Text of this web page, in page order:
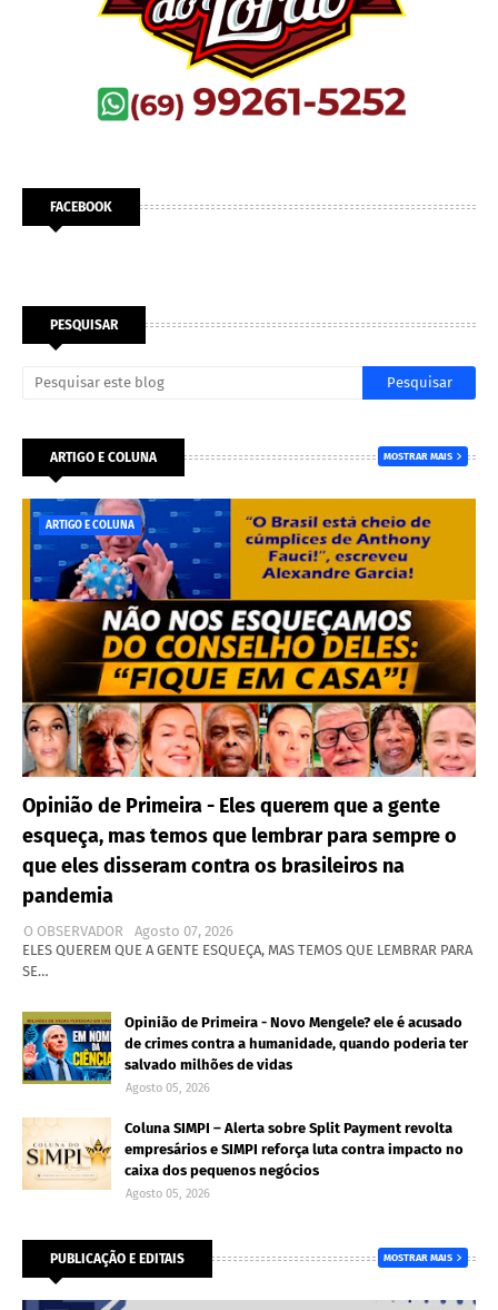
FACEBOOK
PESQUISAR
ARTIGO E COLUNA MOSTRAR MAIS
ARTIGO E COLUNA
Opinião de Primeira - Eles querem que a gente
esqueça, mas temos que lembrar para sempre o
que eles disseram contra os brasileiros na
pandemia
O OBSERVADOR
Agosto 07, 2026
ELES QUEREM QUE A GENTE ESQUEÇA, MAS TEMOS QUE LEMBRAR PARA
SE…
Opinião de Primeira - Novo Mengele? ele é acusado
de crimes contra a humanidade, quando poderia ter
salvado milhões de vidas
Agosto 05, 2026
Coluna SIMPI – Alerta sobre Split Payment revolta
empresários e SIMPI reforça luta contra impacto no
caixa dos pequenos negócios
Agosto 05, 2026
PUBLICAÇÃO E EDITAIS MOSTRAR MAIS